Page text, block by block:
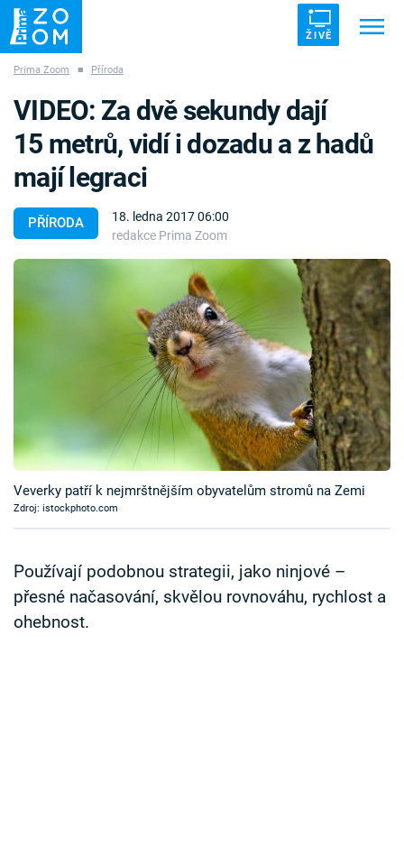
ŽIVĚ
ZÁHADY VETŘELCI DÁVNOVĚKU
Témata
TV Program
Časopis
Sledujte prima+
Sledujte nás
Prima Zoom ■ Příroda
PŘÍRODA
18. ledna 2017 06:00
redakce Prima Zoom
VIDEO: Za dvě sekundy dají
15 metrů, vidí i dozadu a z hadů
mají legraci
Veverky patří k nejmrštnějším obyvatelům stromů na Zemi
Zdroj: istockphoto.com
Používají podobnou strategii, jako ninjové –
přesné načasování, skvělou rovnováhu, rychlost a
ohebnost.